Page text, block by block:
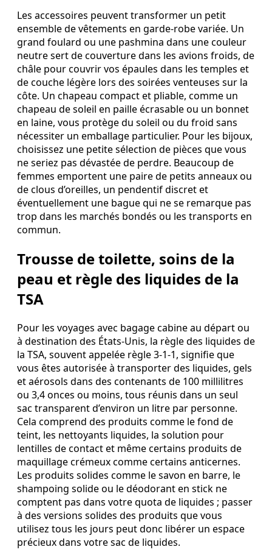
Les accessoires peuvent transformer un petit
ensemble de vêtements en garde-robe variée. Un
grand foulard ou une pashmina dans une couleur
neutre sert de couverture dans les avions froids, de
châle pour couvrir vos épaules dans les temples et
de couche légère lors des soirées venteuses sur la
côte. Un chapeau compact et pliable, comme un
chapeau de soleil en paille écrasable ou un bonnet
en laine, vous protège du soleil ou du froid sans
nécessiter un emballage particulier. Pour les bijoux,
choisissez une petite sélection de pièces que vous
ne seriez pas dévastée de perdre. Beaucoup de
femmes emportent une paire de petits anneaux ou
de clous d’oreilles, un pendentif discret et
éventuellement une bague qui ne se remarque pas
trop dans les marchés bondés ou les transports en
commun.
Trousse de toilette, soins de la
peau et règle des liquides de la
TSA
Pour les voyages avec bagage cabine au départ ou
à destination des États-Unis, la règle des liquides de
la TSA, souvent appelée règle 3-1-1, signifie que
vous êtes autorisée à transporter des liquides, gels
et aérosols dans des contenants de 100 millilitres
ou 3,4 onces ou moins, tous réunis dans un seul
sac transparent d’environ un litre par personne.
Cela comprend des produits comme le fond de
teint, les nettoyants liquides, la solution pour
lentilles de contact et même certains produits de
maquillage crémeux comme certains anticernes.
Les produits solides comme le savon en barre, le
shampoing solide ou le déodorant en stick ne
comptent pas dans votre quota de liquides ; passer
à des versions solides des produits que vous
utilisez tous les jours peut donc libérer un espace
précieux dans votre sac de liquides.